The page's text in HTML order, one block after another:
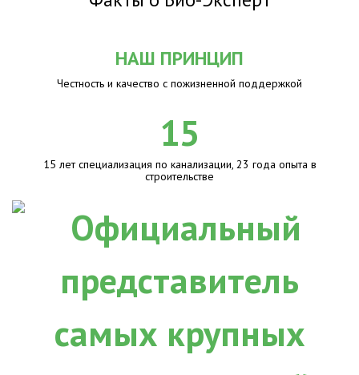
НАШ ПРИНЦИП
Честность и качество с пожизненной поддержкой
15
15 лет специализация по канализации, 23 года опыта в
строительстве